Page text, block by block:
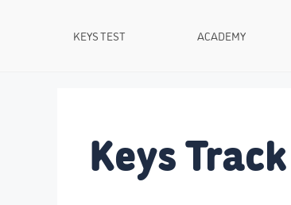
KEYS TEST ACADEMY
Keys Track